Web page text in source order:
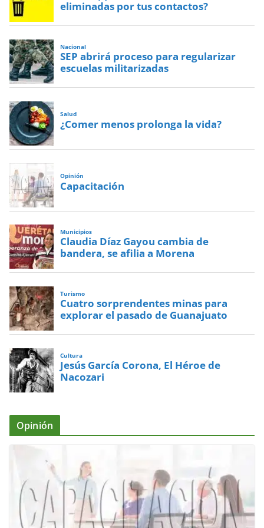
eliminadas por tus contactos?
Nacional
SEP abrirá proceso para regularizar
escuelas militarizadas
Salud
¿Comer menos prolonga la vida?
Opinión
Capacitación
Municipios
Claudia Díaz Gayou cambia de
bandera, se afilia a Morena
Turismo
Cuatro sorprendentes minas para
explorar el pasado de Guanajuato
Cultura
Jesús García Corona, El Héroe de
Nacozari
Opinión